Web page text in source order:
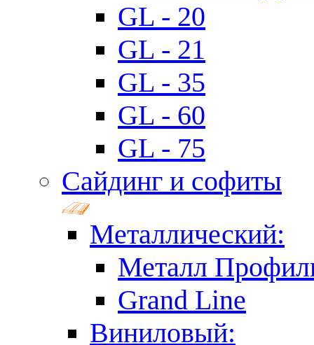
GL - 20
GL - 21
GL - 35
GL - 60
GL - 75
Сайдинг и софиты
Металлический:
Металл
Grand Line
Виниловый: